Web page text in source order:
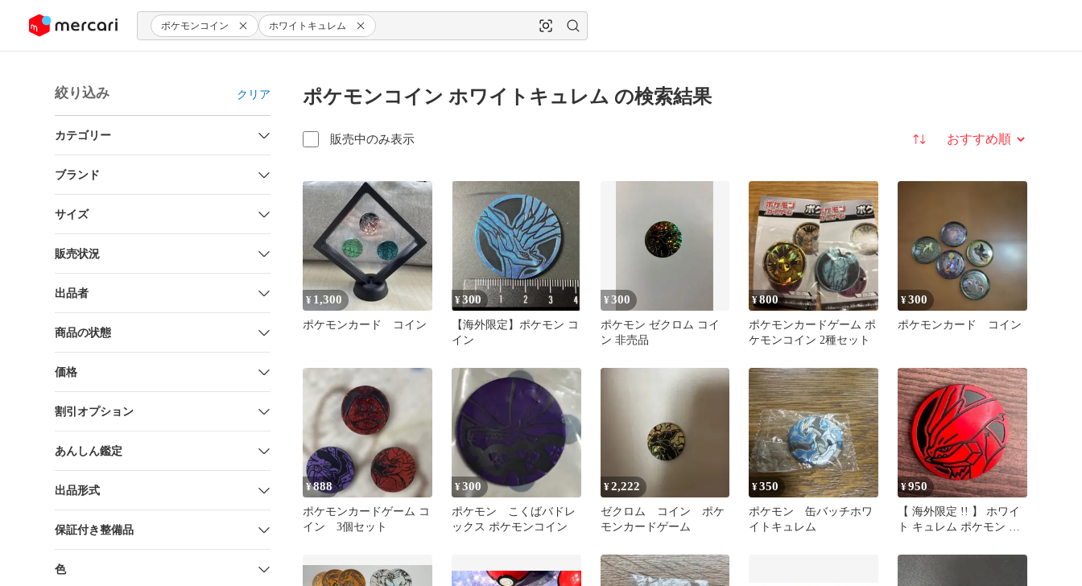
ツにスキップ ポケモンコイン ホワイトキュレム
絞り込み クリア
カテゴリー
ブランド
サイズ
販売状況
出品者
商品の状態
価格
割引オプション
あんしん鑑定
出品形式
保証付き整備品
色
ポケモンコイン ホワイトキュレム の検索結果
販売中のみ表示 並び替え
¥ 1,300
ポケモンカード コイン
¥300
【海外限定】ポケモン コ
イン
¥300
ポケモン ゼクロム コイ
ン 非売品
¥800
ポケモンカードゲーム ポ
ケモンコイン 2種セット
¥300
ポケモンカード コイン
¥888
ポケモンカードゲーム コ
イン 3個セット
¥300
ポケモン こくばバドレ
ックス ポケモンコイン
¥2,222
ゼクロム コイン ポケ
モンカードゲーム
¥350
ポケモン 缶バッチホワ
イトキュレム
¥950
【 海外限定 !! 】 ホワイ
ト キュレム ポケモン コ